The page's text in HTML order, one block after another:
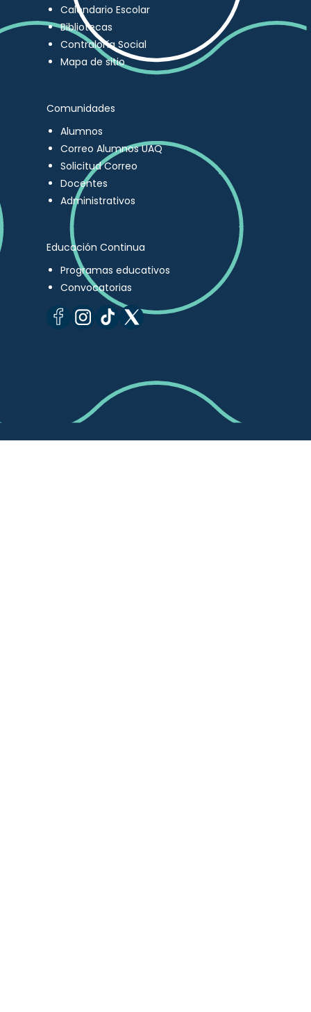
Calendario Escolar
Bibliotecas
Contraloría Social
Mapa de sitio
Comunidades
Alumnos
Correo Alumnos UAQ
Solicitud Correo
Docentes
Administrativos
Educación Continua
Programas educativos
Convocatorias